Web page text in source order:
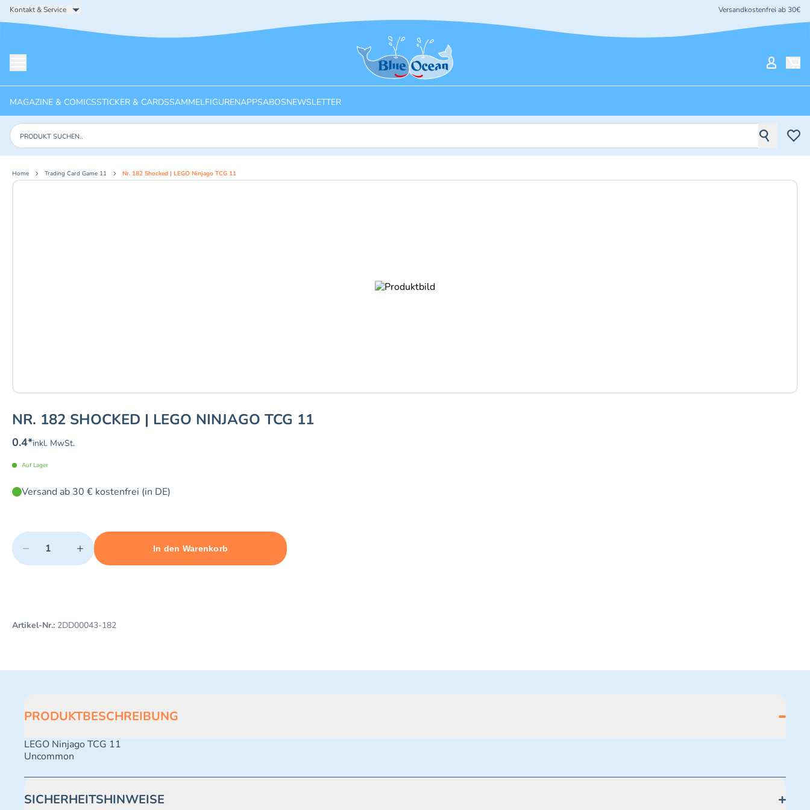
Kontakt & Service Versandkostenfrei ab 30€
Startseite
MAGAZINE & COMICSSTICKER & CARDSSAMMELFIGURENAPPSABOSNEWSLETTER
Produkte suchen
Home Trading Card Game 11 Nr. 182 Shocked | LEGO Ninjago TCG 11
NR. 182 SHOCKED | LEGO NINJAGO TCG 11
0.4*inkl. MwSt.
Auf Lager
Versand ab 30 € kostenfrei (in DE)
Quantity
− +
Minimum quantity: 1 Maximum quantity: 496
In den Warenkorb
Add 1 item to cart
Artikel-Nr.: 2DD00043-182
PRODUKTBESCHREIBUNG
LEGO Ninjago TCG 11
Uncommon
SICHERHEITSHINWEISE